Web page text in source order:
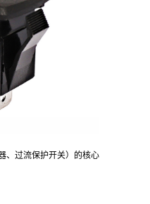
、过流保护开关）的核心